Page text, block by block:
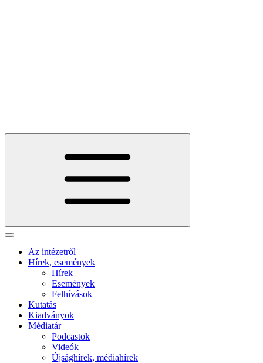
Az intézetről
Hírek, események
Hírek
Események
Felhívások
Kutatás
Kiadványok
Médiatár
Podcastok
Videók
Újsághírek, médiahírek